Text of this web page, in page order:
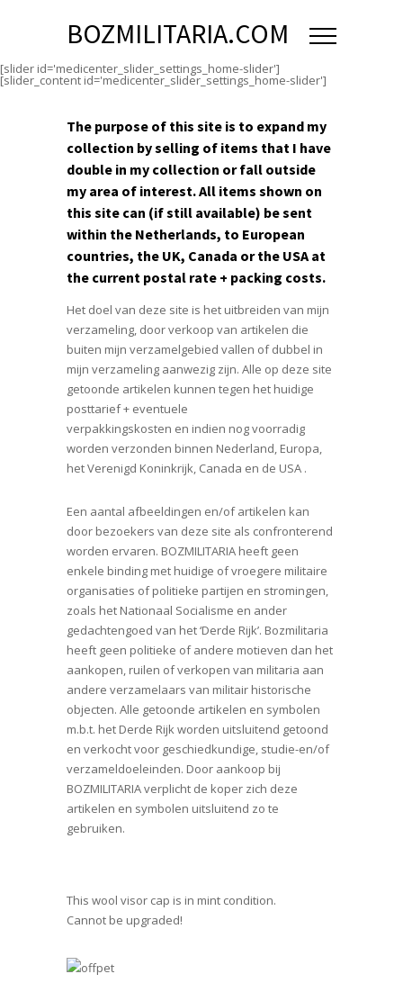
BOZMILITARIA.COM
[slider id='medicenter_slider_settings_home-slider']
[slider_content id='medicenter_slider_settings_home-slider']
The purpose of this site is to expand my
collection by selling of items that I have
double in my collection or fall outside
my area of interest. All items shown on
this site can (if still available) be sent
within the Netherlands, to European
countries, the UK, Canada or the USA at
the current postal rate + packing costs.
Het doel van deze site is het uitbreiden van mijn
verzameling, door verkoop van artikelen die
buiten mijn verzamelgebied vallen of dubbel in
mijn verzameling aanwezig zijn. Alle op deze site
getoonde artikelen kunnen tegen het huidige
posttarief + eventuele
verpakkingskosten en indien nog voorradig
worden verzonden binnen Nederland, Europa,
het Verenigd Koninkrijk, Canada en de USA .
Een aantal afbeeldingen en/of artikelen kan
door bezoekers van deze site als confronterend
worden ervaren. BOZMILITARIA heeft geen
enkele binding met huidige of vroegere militaire
organisaties of politieke partijen en stromingen,
zoals het Nationaal Socialisme en ander
gedachtengoed van het ‘Derde Rijk’. Bozmilitaria
heeft geen politieke of andere motieven dan het
aankopen, ruilen of verkopen van militaria aan
andere verzamelaars van militair historische
objecten. Alle getoonde artikelen en symbolen
m.b.t. het Derde Rijk worden uitsluitend getoond
en verkocht voor geschiedkundige, studie-en/of
verzameldoeleinden. Door aankoop bij
BOZMILITARIA verplicht de koper zich deze
artikelen en symbolen uitsluitend zo te
gebruiken.
This wool visor cap is in mint condition.
Cannot be upgraded!